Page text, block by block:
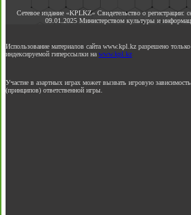
Сетевое издание «KPLKZ» Свидетельство о
09.01.2025 Министерством культуры и
Использование материалов сайта www.kpl.kz разрешено
индексируемой гиперссылки на www.kpl.kz
Участие в азартных играх может вызвать игровую
(принципов) ответственной игры.